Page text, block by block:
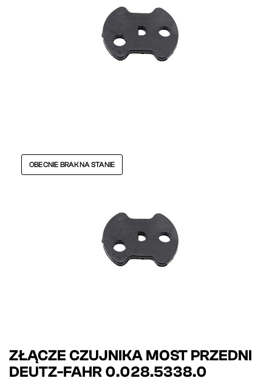
OBECNIE BRAK NA STANIE
ZŁĄCZE CZUJNIKA MOST PRZEDNI
DEUTZ-FAHR 0.028.5338.0